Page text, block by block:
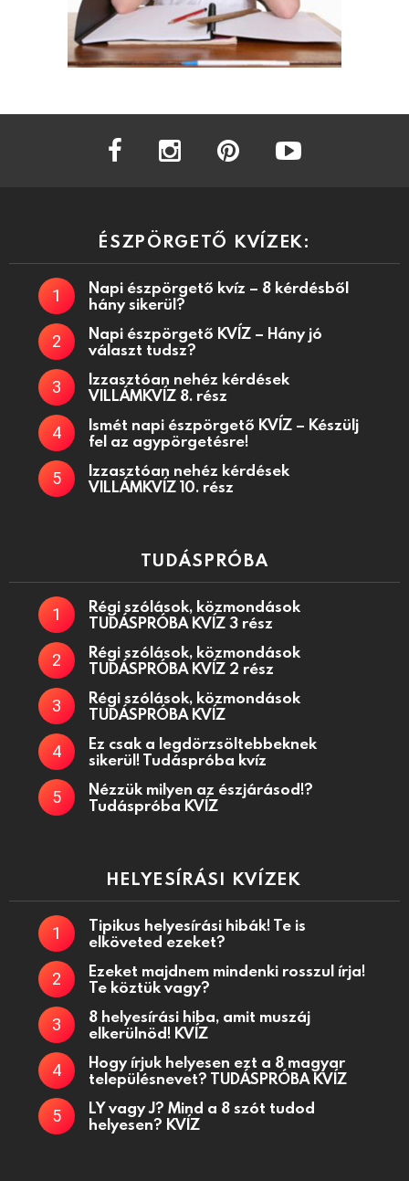
facebook instagram
ÉSZPÖRGETŐ KVÍZEK:
Napi észpörgető kvíz – 8 kérdésből
hány sikerül?
Napi észpörgető KVÍZ – Hány jó
választ tudsz?
Izzasztóan nehéz kérdések
VILLÁMKVÍZ 8. rész
Ismét napi észpörgető KVÍZ – Készülj
fel az agypörgetésre!
Izzasztóan nehéz kérdések
VILLÁMKVÍZ 10. rész
TUDÁSPRÓBA
Régi szólások, közmondások
TUDÁSPRÓBA KVÍZ 3 rész
Régi szólások, közmondások
TUDÁSPRÓBA KVÍZ 2 rész
Régi szólások, közmondások
TUDÁSPRÓBA KVÍZ
Ez csak a legdörzsöltebbeknek
sikerül! Tudáspróba kvíz
Nézzük milyen az észjárásod!?
Tudáspróba KVÍZ
HELYESÍRÁSI KVÍZEK
Tipikus helyesírási hibák! Te is
elköveted ezeket?
Ezeket majdnem mindenki rosszul írja!
Te köztük vagy?
8 helyesírási hiba, amit muszáj
elkerülnöd! KVÍZ
Hogy írjuk helyesen ezt a 8 magyar
településnevet? TUDÁSPRÓBA KVÍZ
LY vagy J? Mind a 8 szót tudod
helyesen? KVÍZ